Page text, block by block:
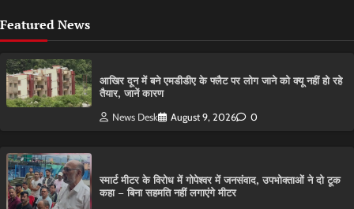
Featured News
आ​खिर दून में बने एमडीडीए के फ्लैट पर लोग जाने को क्यू नहीं हो रहे
तैयार, जानें कारण
News Desk August 9, 2026 0
स्मार्ट मीटर के विरोध में गोपेश्वर में जनसंवाद, उपभोक्ताओं ने दो टूक
कहा – बिना सहमति नहीं लगाएंगे मीटर